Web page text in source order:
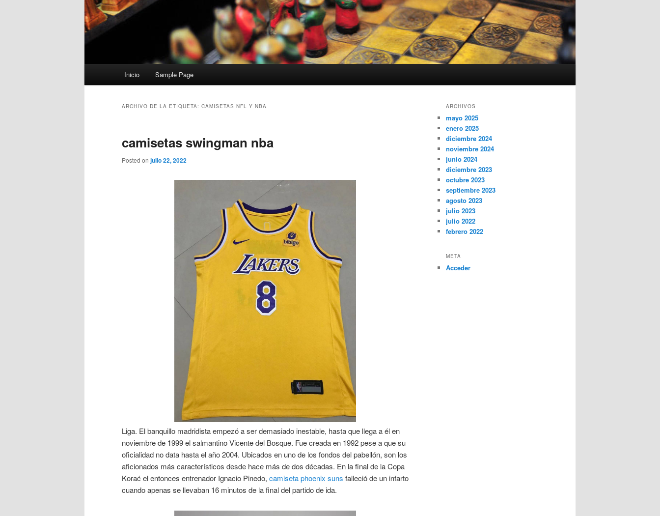
Inicio Sample Page
ARCHIVO DE LA ETIQUETA: CAMISETAS NFL Y NBA
camisetas swingman nba
Posted on julio 22, 2022
Liga. El banquillo madridista empezó a ser demasiado inestable, hasta que llega a él en
noviembre de 1999 el salmantino Vicente del Bosque. Fue creada en 1992 pese a que su
oficialidad no data hasta el año 2004. Ubicados en uno de los fondos del pabellón, son los
aficionados más característicos desde hace más de dos décadas. En la final de la Copa
Korać el entonces entrenador Ignacio Pinedo, camiseta phoenix suns falleció de un infarto
cuando apenas se llevaban 16 minutos de la final del partido de ida.
ARCHIVOS
mayo 2025
enero 2025
diciembre 2024
noviembre 2024
junio 2024
diciembre 2023
octubre 2023
septiembre 2023
agosto 2023
julio 2023
julio 2022
febrero 2022
META
Acceder